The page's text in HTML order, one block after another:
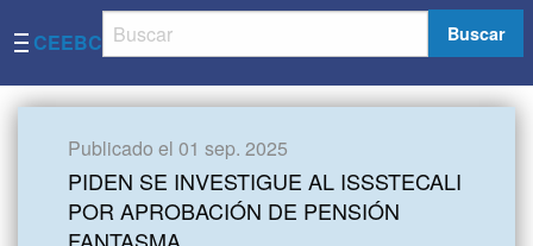
CEEBC Buscar
Publicado el 01 sep. 2025
PIDEN SE INVESTIGUE AL ISSSTECALI
POR APROBACIÓN DE PENSIÓN